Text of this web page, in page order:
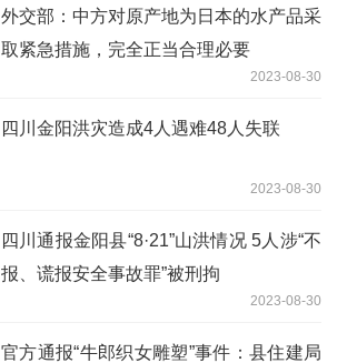
外交部：中方对原产地为日本的水产品采
取紧急措施，完全正当合理必要
2023-08-30
四川金阳洪灾造成4人遇难48人失联
2023-08-30
四川通报金阳县“8·21”山洪情况 5人涉“不
报、谎报安全事故罪”被刑拘
2023-08-30
官方通报“牛郎织女雕塑”事件：县住建局